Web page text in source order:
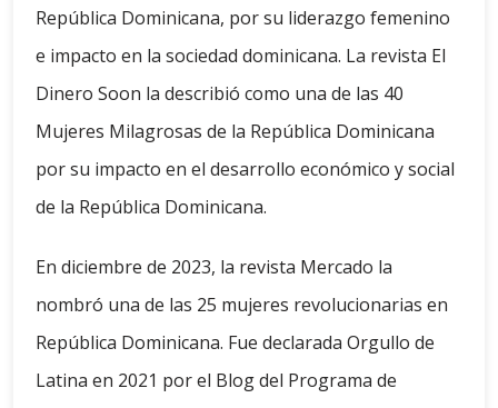
República Dominicana, por su liderazgo femenino
e impacto en la sociedad dominicana. La revista El
Dinero Soon la describió como una de las 40
Mujeres Milagrosas de la República Dominicana
por su impacto en el desarrollo económico y social
de la República Dominicana.
En diciembre de 2023, la revista Mercado la
nombró una de las 25 mujeres revolucionarias en
República Dominicana. Fue declarada Orgullo de
Latina en 2021 por el Blog del Programa de